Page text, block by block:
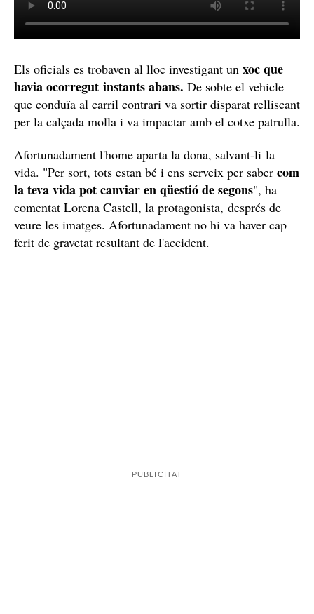
Els oficials es trobaven al lloc investigant un xoc que
havia ocorregut instants abans. De sobte el vehicle
que conduïa al carril contrari va sortir disparat relliscant
per la calçada molla i va impactar amb el cotxe patrulla.
Afortunadament l'home aparta la dona, salvant-li la
vida. "Per sort, tots estan bé i ens serveix per saber com
la teva vida pot canviar en qüestió de segons", ha
comentat Lorena Castell, la protagonista, després de
veure les imatges. Afortunadament no hi va haver cap
ferit de gravetat resultant de l'accident.